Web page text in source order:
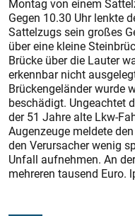
Montag von einem
Gegen 10.30 Uhr lenkte
Sattelzugs sein großes
über eine kleine
Brücke über die Lauter
erkennbar nicht
Brückengeländer wurde
beschädigt. Ungeachtet
der 51 Jahre alte Lkw-
Augenzeuge meldete
den Verursacher wenig
Unfall aufnehmen. An
mehreren tausend Euro.